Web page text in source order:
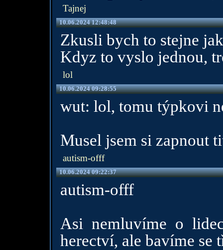
Tajnej
10.06.2024 12:48:48
Zkusli bych to stejne
Kdyz to vyslo jednou,
lol
10.06.2024 09:28:55
wut: lol, tomu týpkovi
Musel jsem si zapnout
autism-offf
10.06.2024 09:22:37
autism-offf
Asi nemluvíme o
herectví, ale bavíme se